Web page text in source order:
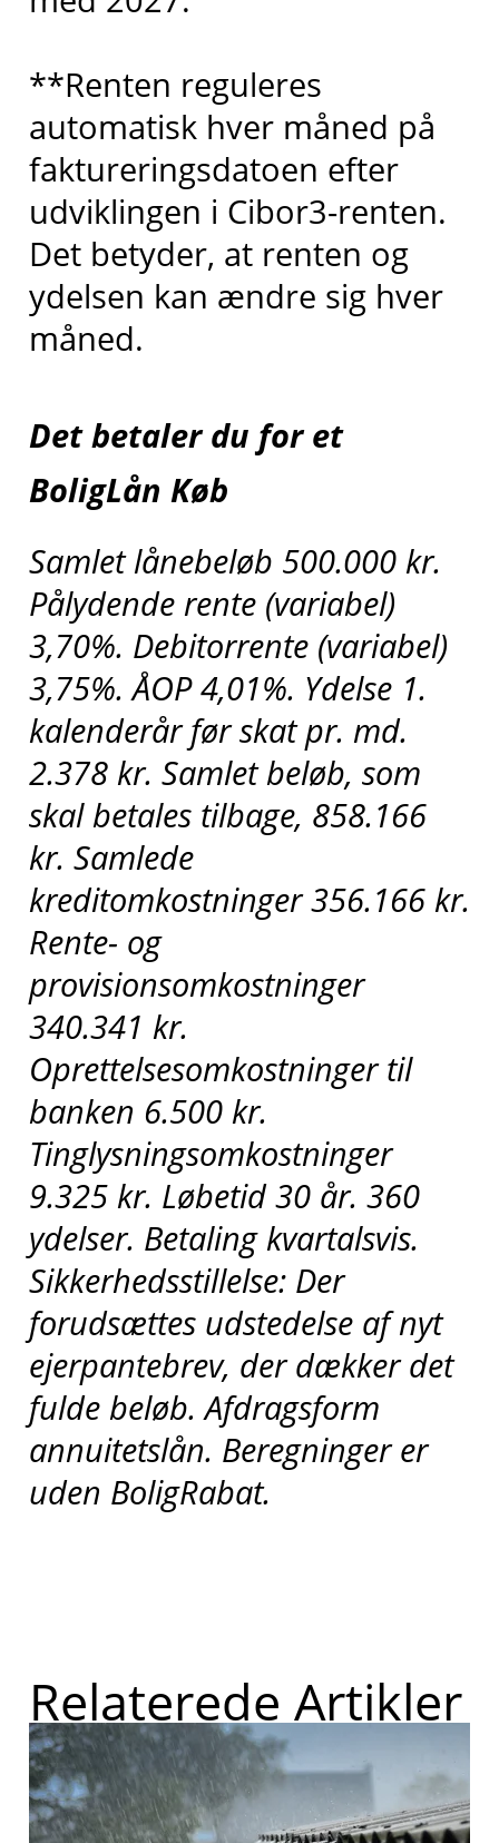
**Renten reguleres
automatisk hver måned på
faktureringsdatoen efter
udviklingen i Cibor3-renten.
Det betyder, at renten og
ydelsen kan ændre sig hver
måned.
Det betaler du for et
BoligLån Køb
Samlet lånebeløb 500.000 kr.
Pålydende rente (variabel)
3,70%. Debitorrente (variabel)
3,75%. ÅOP 4,01%. Ydelse 1.
kalenderår før skat pr. md.
2.378 kr. Samlet beløb, som
skal betales tilbage, 858.166
kr. Samlede
kreditomkostninger 356.166 kr.
Rente- og
provisionsomkostninger
340.341 kr.
Oprettelsesomkostninger til
banken 6.500 kr.
Tinglysningsomkostninger
9.325 kr. Løbetid 30 år. 360
ydelser. Betaling kvartalsvis.
Sikkerhedsstillelse: Der
forudsættes udstedelse af nyt
ejerpantebrev, der dækker det
fulde beløb. Afdragsform
annuitetslån. Beregninger er
uden BoligRabat.
Relaterede Artikler